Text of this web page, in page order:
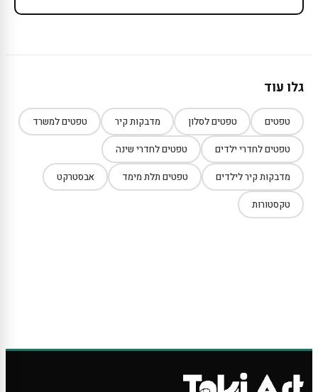
גלו עוד
טפטים טפטים לסלון מדבקות קיר טפטים למשרד
טפטים לחדרי ילדים טפטים לחדרי שינה
מדבקות קיר לילדים טפטים תלת מימד אבסטרקט
טקסטורות